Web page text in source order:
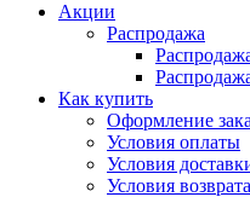
Акции
Распродажа
Как купить
Оформление
Условия оплаты
Условия
Условия возврата